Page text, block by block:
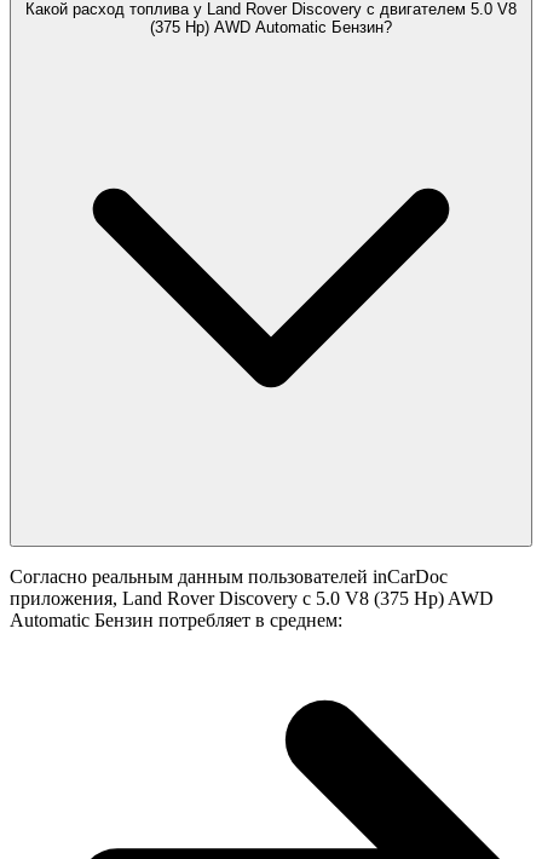
Какой расход топлива у Land Rover Discovery с двигателем 5.0 V8
(375 Hp) AWD Automatic Бензин?
Согласно реальным данным пользователей inCarDoc
приложения, Land Rover Discovery с 5.0 V8 (375 Hp) AWD
Automatic Бензин потребляет в среднем: